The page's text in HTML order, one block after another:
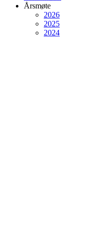
Årsmøte
2026
2025
2024